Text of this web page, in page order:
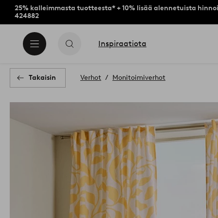
25% kalleimmasta tuotteesta* + 10% lisää alennetuista
424882
Inspiraatiota
Takaisin Verhot Monitoimiverhot